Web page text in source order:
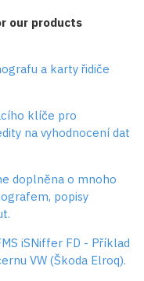
our products
a karty řidiče
klíče pro
na vyhodnocení dat
doplněna o mnoho
popisy
iSNiffer FD - Příklad
VW (Škoda Elroq).